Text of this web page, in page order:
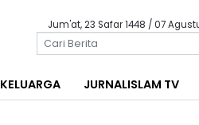
Jum'at, 23 Safar 1448 / 07
KELUARGA JURNALISLAM TV